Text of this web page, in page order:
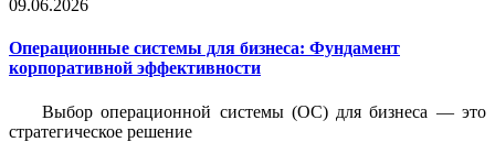
09.06.2026
Операционные системы для бизнеса: Фундамент
корпоративной эффективности
Выбор операционной системы (ОС) для бизнеса — это
стратегическое решение